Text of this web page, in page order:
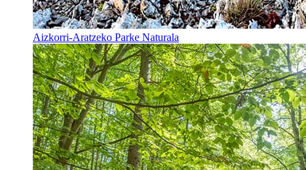
Aizkorri-Aratzeko Parke Naturala